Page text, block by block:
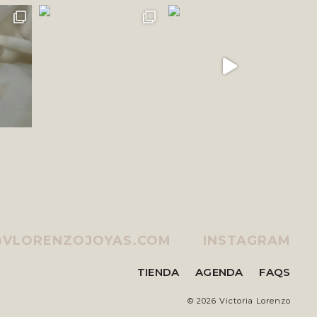
INSTAGRAM
TIENDA AGENDA FAQS
© 2026 Victoria Lorenzo